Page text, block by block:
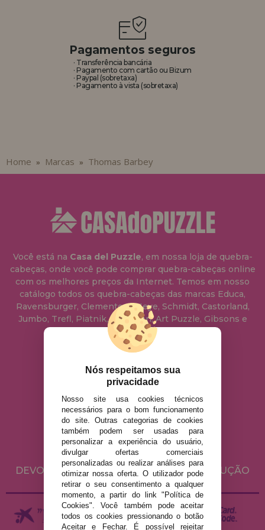
REGISTRO DE REVENDEDOR
Pagamentos seguros
· Transferência bancária
· Pagamento com cartão ou Bizum
· Paypal (sobretaxa)
· Pagamento à vista (sobretaxa)
Home » Marcas » Thomas Barbey
Você está na Casa del Puzzle, em nossa loja de quebra-
cabeças, onde você pode comprar quebra-cabeças online
com os melhores preços da Internet. Temos em nosso
catálogo todos os quebra-cabeças das marcas Educa,
Ravensburger, Clementoni, Heye, Schmidt, Castorland,
Jumbo, Trefl, Piatnik, Anatolian, Art Puzzle, Gibsons e
muito mais.
info@casadopuzzle.pt
AVISO LEGAL
POLÍTICA DE PRIVACIDADE
POLÍTICA DE COOKIES
ENVIO E DEVOLUÇÕES
DEVOLUÇÕES / DIREITO DE LIVRE RESOLUÇÃO
Nós respeitamos sua
privacidade
Nosso site usa cookies técnicos
necessários para o bom funcionamento
do site. Outras categorias de cookies
também podem ser usadas para
personalizar a experiência do usuário,
divulgar ofertas comerciais
personalizadas ou realizar análises para
otimizar nossa oferta. O utilizador pode
retirar o seu consentimento a qualquer
momento, a partir do link "Política de
Cookies". Você também pode aceitar
todos os cookies pressionando o botão
Aceitar e Fechar. É possível rejeitar